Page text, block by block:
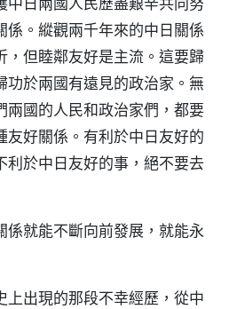
係。縱觀兩千年來的中日關係
，但睦鄰友好是主流。這要歸
功於兩國有遠見的政治家。無
兩國的人民和政治家們，都要
友好關係。有利於中日友好的
利於中日友好的事，絕不要去
係就能不斷向前發展，就能永
上出現的那段不幸經歷，從中